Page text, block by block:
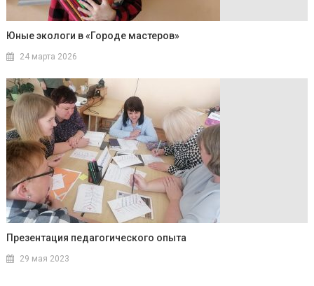
Юные экологи в «Городе мастеров»
24 марта 2026
Презентация педагогического опыта
29 мая 2023